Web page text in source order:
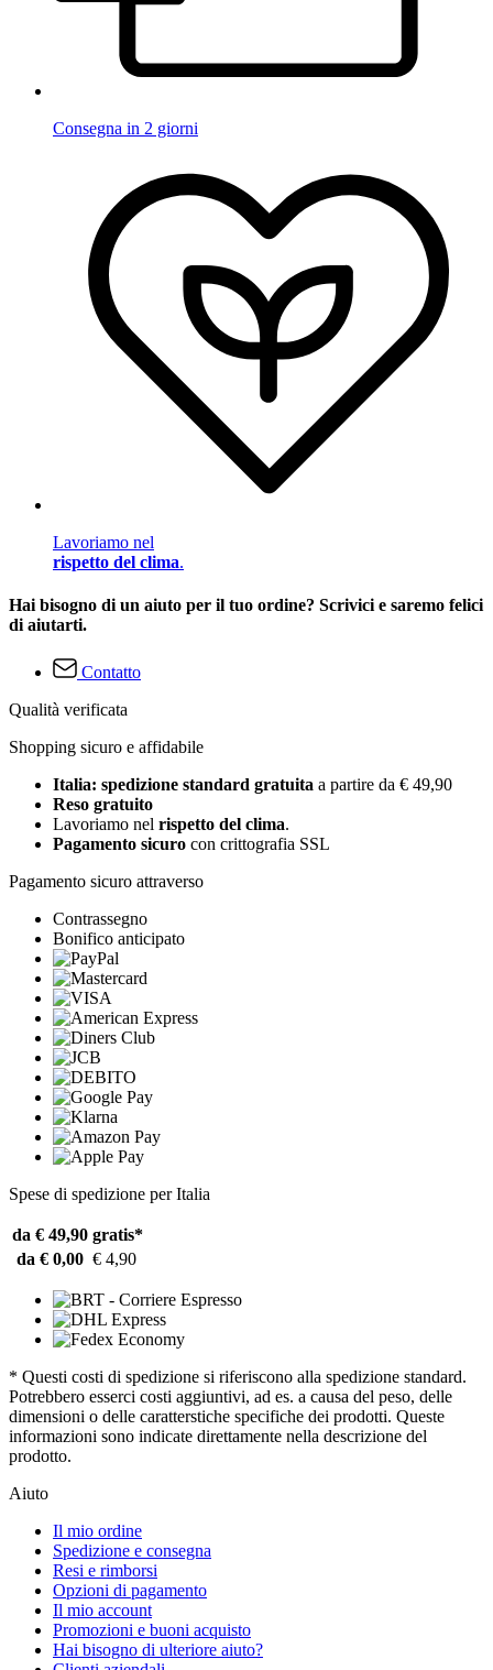
Consegna in 2 giorni
Lavoriamo nel
rispetto del clima.
Hai bisogno di un aiuto per il tuo ordine? Scrivici e saremo felici
di aiutarti.
Contatto
Qualità verificata
Shopping sicuro e affidabile
Italia: spedizione standard gratuita a partire da € 49,90
Reso gratuito
Lavoriamo nel rispetto del clima.
Pagamento sicuro con crittografia SSL
Pagamento sicuro attraverso
Contrassegno
Bonifico anticipato
Spese di spedizione per Italia
da € 49,90 gratis*
da € 0,00 € 4,90
* Questi costi di spedizione si riferiscono alla spedizione standard.
Potrebbero esserci costi aggiuntivi, ad es. a causa del peso, delle
dimensioni o delle caratterstiche specifiche dei prodotti. Queste
informazioni sono indicate direttamente nella descrizione del
prodotto.
Aiuto
Il mio ordine
Spedizione e consegna
Resi e rimborsi
Opzioni di pagamento
Il mio account
Promozioni e buoni acquisto
Hai bisogno di ulteriore aiuto?